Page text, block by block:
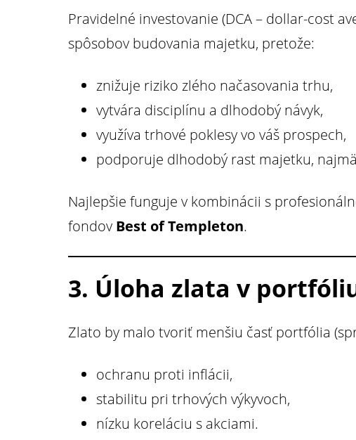
Pravidelné investovanie (DCA – dollar-cost
spôsobov budovania majetku, pretože:
znižuje riziko zlého načasovania trhu,
vytvára disciplínu a dlhodobý návyk,
využíva trhové poklesy vo váš prospech,
podporuje dlhodobý rast majetku,
Najlepšie funguje v kombinácii s
fondov Best of Templeton.
3. Úloha zlata v
Zlato by malo tvoriť menšiu časť portfólia
ochranu proti inflácii,
stabilitu pri trhových výkyvoch,
nízku koreláciu s akciami.